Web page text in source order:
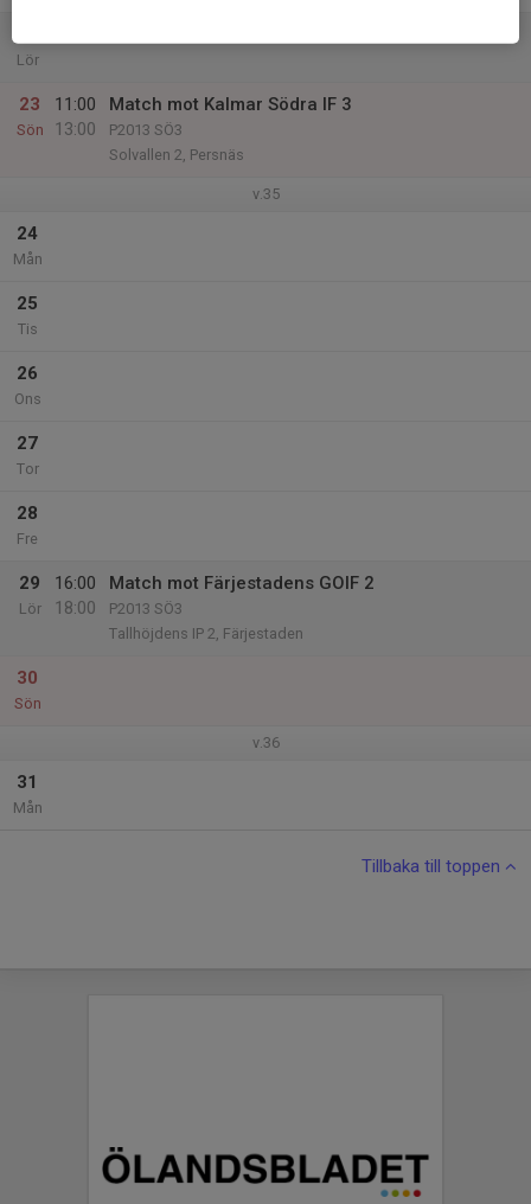
Lör
23
Sön
11:00
13:00
Match mot Kalmar Södra IF 3
P2013 SÖ3
Solvallen 2, Persnäs
v.35
24
Mån
25
Tis
26
Ons
27
Tor
28
Fre
29
Lör
16:00
18:00
Match mot Färjestadens GOIF 2
P2013 SÖ3
Tallhöjdens IP 2, Färjestaden
30
Sön
v.36
31
Mån
Tillbaka till toppen